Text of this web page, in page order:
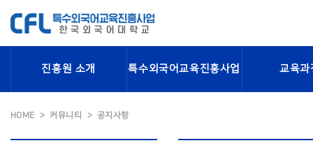
진흥원 소개 특수외국어교육진흥사업 교육과
HOME 커뮤니티 공지사항